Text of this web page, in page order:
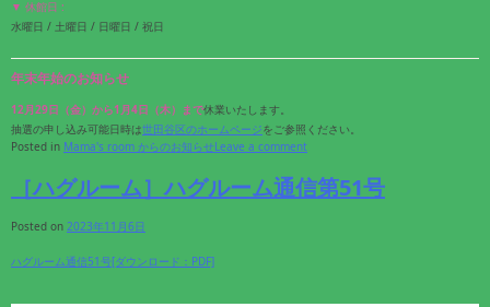
▼ 休館日 :
水曜日 / 土曜日 / 日曜日 / 祝日
年末年始のお知らせ
12月29日（金）から1月4日（木）まで休業いたします。
抽選の申し込み可能日時は世田谷区のホームページをご参照ください。
Posted in Mama's room からのお知らせLeave a comment
［ハグルーム］ハグルーム通信第51号
Posted on 2023年11月6日
ハグルーム通信51号[ダウンロード：PDF]